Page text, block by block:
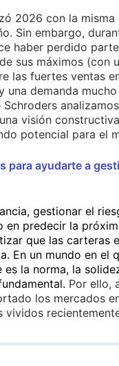
2026 con la misma
Sin embargo,
haber perdido
sus máximos (con
las fuertes ventas
una demanda
Schroders
visión
potencial para el
para ayudarte a
gestionar el
en predecir la
que las carteras
En un mundo en el
es la norma, la
Por ello,
los mercados
vividos